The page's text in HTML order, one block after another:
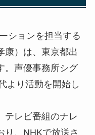
ションを担当する
康）は、東京都出
。声優事務所シグ
より活動を開始し
テレビ番組のナレ
り、NHKで放送さ